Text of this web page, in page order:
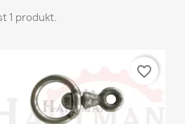
1 produkt.
favorite_border